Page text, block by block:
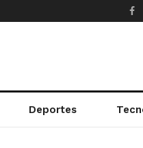
Deportes